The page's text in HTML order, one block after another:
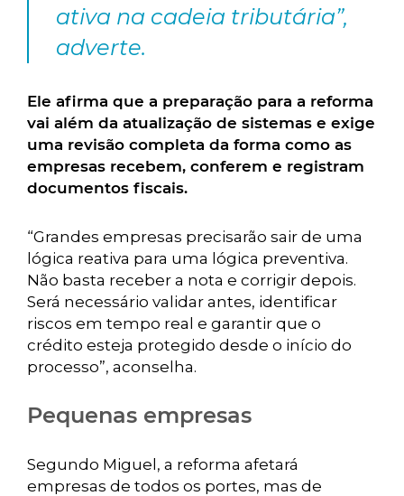
ativa na cadeia tributária”,
adverte.
Ele afirma que a preparação para a reforma
vai além da atualização de sistemas e exige
uma revisão completa da forma como as
empresas recebem, conferem e registram
documentos fiscais.
“Grandes empresas precisarão sair de uma
lógica reativa para uma lógica preventiva.
Não basta receber a nota e corrigir depois.
Será necessário validar antes, identificar
riscos em tempo real e garantir que o
crédito esteja protegido desde o início do
processo”, aconselha.
Pequenas empresas
Segundo Miguel, a reforma afetará
empresas de todos os portes, mas de